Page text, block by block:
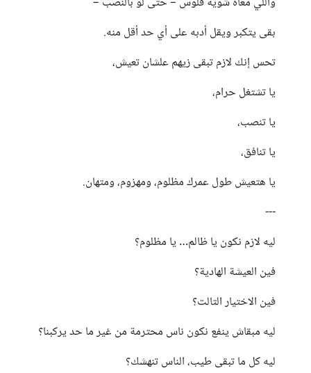
بقى يتكبر ويقل أدبه على أي حد أقل منه.
تحس إنك لازم تبقى زيهم علشان تعيش،
يا تشتغل حرام،
يا تنصب،
يا تنافق،
يا هتعيش طول عمرك مظلوم، ومهزوم، ومتهان.
---
ليه لازم نكون يا ظالم… يا مظلوم؟
فين العيشة الهادية؟
فين الاختيار التالت؟
ليه مبقاش ينفع نكون ناس محترمة من غير ما حد يركبنا؟
ليه كل ما تبقى طيب، الناس تنهشك؟